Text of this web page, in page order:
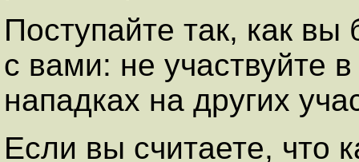
Поступайте так, как
с вами: не участвуйте
нападках на других
Если вы считаете, что